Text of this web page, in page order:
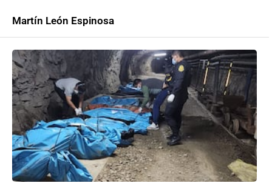
Martín León Espinosa